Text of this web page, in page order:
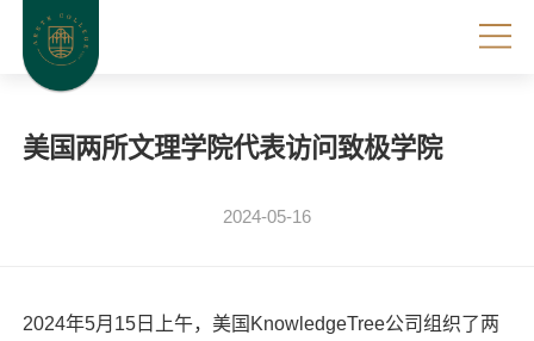
美国两所文理学院代表访问致极学院
2024-05-16
2024年5月15日上午，美国KnowledgeTree公司组织了两